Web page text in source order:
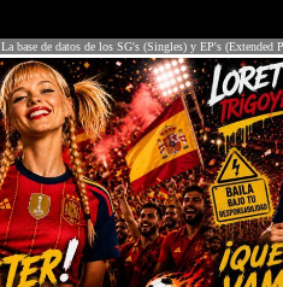
La base de datos de los SG's (Singles) y EP's (Extended